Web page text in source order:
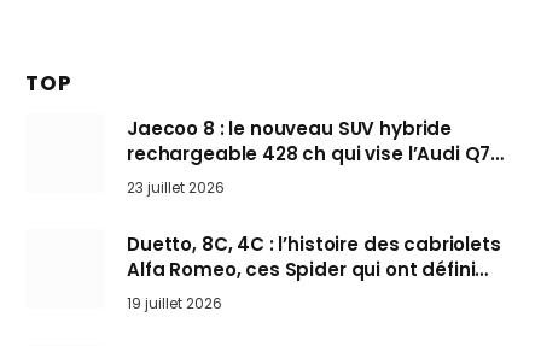
TOP
Jaecoo 8 : le nouveau SUV hybride
rechargeable 428 ch qui vise l’Audi Q7
arrive en Europe cet automne
23 juillet 2026
Duetto, 8C, 4C : l’histoire des cabriolets
Alfa Romeo, ces Spider qui ont défini
l’art de rouler cheveux au vent
19 juillet 2026